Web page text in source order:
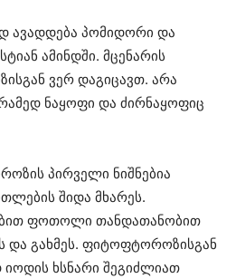
ავადდება პომიდორი და
ამინდში. მცენარის
ვერ დაგიცავთ. არა
ნაყოფი და ძირნაყოფიც
პირველი ნიშნებია
შიდა მხარეს.
ფოთოლი თანდათანობით
და გახმეს. ფიტოფტოროზისგან
ხსნარი შეგიძლიათ